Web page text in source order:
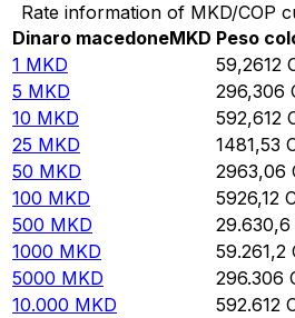
Rate information of MKD/COP
Dinaro macedoneMKD Peso
1 MKD 59,2612
5 MKD 296,306
10 MKD 592,612
25 MKD 1481,53
50 MKD 2963,06
100 MKD 5926,12
500 MKD 29.630,6
1000 MKD 59.261,2
5000 MKD 296.306
10.000 MKD 592.612